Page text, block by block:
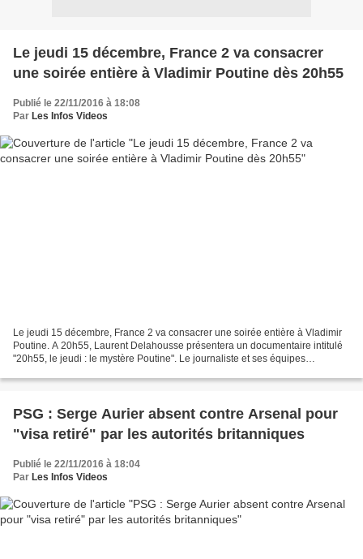
Le jeudi 15 décembre, France 2 va consacrer
une soirée entière à Vladimir Poutine dès 20h55
Publié le 22/11/2016 à 18:08
Par Les Infos Videos
Le jeudi 15 décembre, France 2 va consacrer une soirée entière à Vladimir
Poutine. A 20h55, Laurent Delahousse présentera un documentaire intitulé
"20h55, le jeudi : le mystère Poutine". Le journaliste et ses équipes
PSG : Serge Aurier absent contre Arsenal pour
"visa retiré" par les autorités britanniques
Publié le 22/11/2016 à 18:04
Par Les Infos Videos